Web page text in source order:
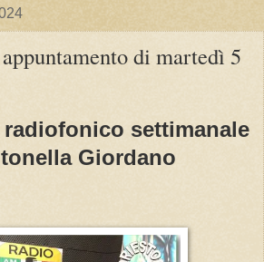
di martedì 5
radiofonico settimanale
Giordano